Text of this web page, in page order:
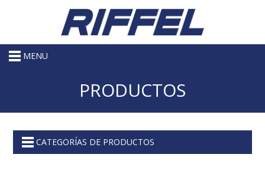
MENU
PRODUCTOS
CATEGORÍAS DE PRODUCTOS